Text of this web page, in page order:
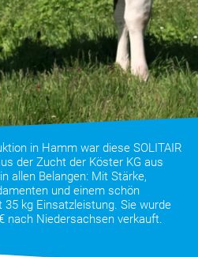
in Hamm war diese SOLITAIR
der Zucht der Köster KG aus
allen Belangen: Mit Stärke,
und einem schön
kg Einsatzleistung. Sie wurde
nach Niedersachsen verkauft.
hin zur Grasernte,